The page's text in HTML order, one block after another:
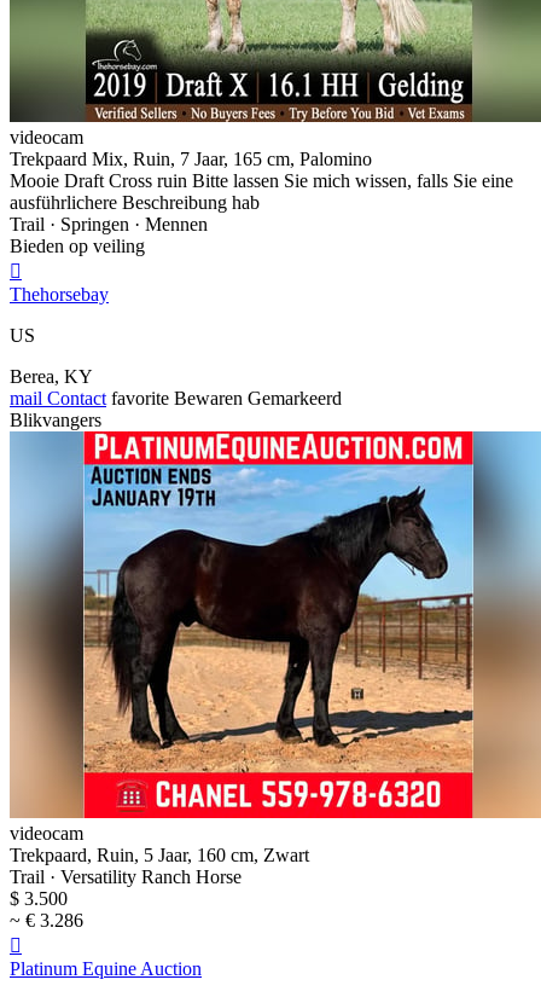
videocam
Trekpaard Mix, Ruin, 7 Jaar, 165 cm, Palomino
Mooie Draft Cross ruin Bitte lassen Sie mich wissen, falls Sie eine
ausführlichere Beschreibung hab
Trail · Springen · Mennen
Bieden op veiling

Thehorsebay
US
Berea, KY
mail Contact favorite Bewaren Gemarkeerd
Blikvangers
videocam
Trekpaard, Ruin, 5 Jaar, 160 cm, Zwart
Trail · Versatility Ranch Horse
$ 3.500
~ € 3.286

Platinum Equine Auction